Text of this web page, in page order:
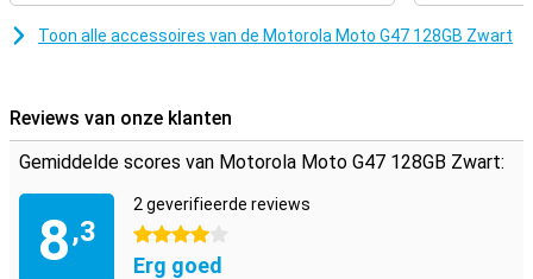
Toon alle accessoires van de Motorola Moto G47 128GB Zwart
Reviews van onze klanten
Gemiddelde scores van Motorola Moto G47 128GB Zwart:
8,3
2 geverifieerde reviews
4 sterren
Erg goed